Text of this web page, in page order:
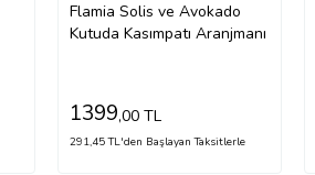
Flamia Solis ve Avokado
Kutuda Kasımpatı Aranjmanı
1399,00 TL
291,45 TL'den Başlayan Taksitlerle